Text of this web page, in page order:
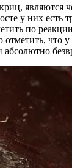
у них
по